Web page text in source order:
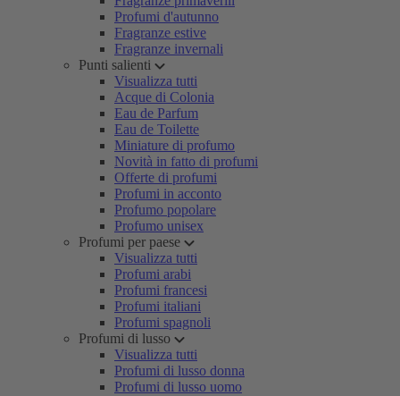
Profumi d'autunno
Fragranze estive
Fragranze invernali
Punti salienti
Visualizza tutti
Acque di Colonia
Eau de Parfum
Eau de Toilette
Miniature di profumo
Novità in fatto di profumi
Offerte di profumi
Profumi in acconto
Profumo popolare
Profumo unisex
Profumi per paese
Visualizza tutti
Profumi arabi
Profumi francesi
Profumi italiani
Profumi spagnoli
Profumi di lusso
Visualizza tutti
Profumi di lusso donna
Profumi di lusso uomo